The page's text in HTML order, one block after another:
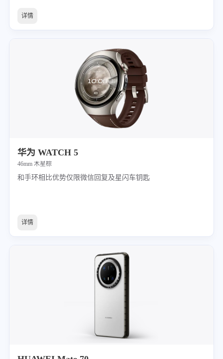
详情
华为 WATCH 5
46mm 木星棕
和手环相比优势仅限微信回复及星闪车钥匙
详情